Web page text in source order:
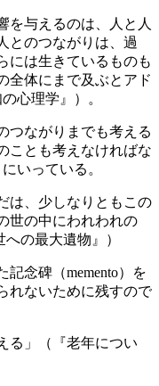
を与えるのは、人と人
とのつながりは、過
には生きているものも
全体にまで及ぶとアド
心理学』）。
つながりまでも考える
ことも考えなければな
いっている。
は、少しなりともこの
世の中にわれわれの
の最大遺物』）
念碑（memento）を
れないために残すので
る」（『老年につい